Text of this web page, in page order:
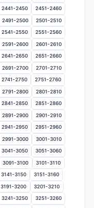
2441-2450 2451-2460
2491-2500 2501-2510
2541-2550 2551-2560
2591-2600 2601-2610
2641-2650 2651-2660
2691-2700 2701-2710
2741-2750 2751-2760
2791-2800 2801-2810
2841-2850 2851-2860
2891-2900 2901-2910
2941-2950 2951-2960
2991-3000 3001-3010
3041-3050 3051-3060
3091-3100 3101-3110
3141-3150 3151-3160
3191-3200 3201-3210
3241-3250 3251-3260